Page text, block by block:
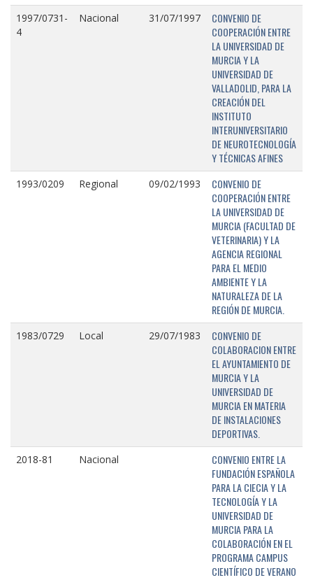
1997/0731-
4
Nacional 31/07/1997
CONVENIO DE
COOPERACIÓN ENTRE
LA UNIVERSIDAD DE
MURCIA Y LA
UNIVERSIDAD DE
VALLADOLID, PARA LA
CREACIÓN DEL
INSTITUTO
INTERUNIVERSITARIO
DE NEUROTECNOLOGÍA
Y TÉCNICAS AFINES
1993/0209 Regional 09/02/1993
CONVENIO DE
COOPERACIÓN ENTRE
LA UNIVERSIDAD DE
MURCIA (FACULTAD DE
VETERINARIA) Y LA
AGENCIA REGIONAL
PARA EL MEDIO
AMBIENTE Y LA
NATURALEZA DE LA
REGIÓN DE MURCIA.
1983/0729 Local 29/07/1983
CONVENIO DE
COLABORACION ENTRE
EL AYUNTAMIENTO DE
MURCIA Y LA
UNIVERSIDAD DE
MURCIA EN MATERIA
DE INSTALACIONES
DEPORTIVAS.
2018-81 Nacional
CONVENIO ENTRE LA
FUNDACIÓN ESPAÑOLA
PARA LA CIECIA Y LA
TECNOLOGÍA Y LA
UNIVERSIDAD DE
MURCIA PARA LA
COLABORACIÓN EN EL
PROGRAMA CAMPUS
CIENTÍFICO DE VERANO